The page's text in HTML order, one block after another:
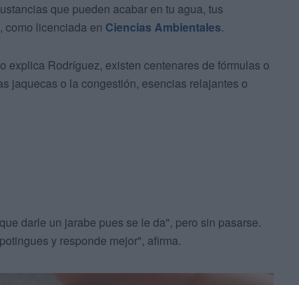
que pueden acabar en tu agua, tus
como licenciada en Ciencias Ambientales.
explica Rodríguez, existen centenares de fórmulas o
jaquecas o la congestión, esencias relajantes o
darle un jarabe pues se le da", pero sin pasarse.
y responde mejor", afirma.